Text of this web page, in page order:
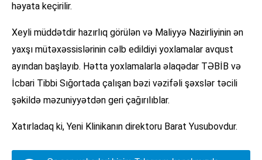
həyata keçirilir.
Xeyli müddətdir hazırlıq görülən və Maliyyə Nazirliyinin ən
yaxşı mütəxəssislərinin cəlb edildiyi yoxlamalar avqust
ayından başlayıb. Hətta yoxlamalarla əlaqədar TƏBİB və
İcbari Tibbi Sığortada çalışan bəzi vəzifəli şəxslər təcili
şəkildə məzuniyyətdən geri çağırılıblar.
Xatırladaq ki, Yeni Klinikanın direktoru Barat Yusubovdur.